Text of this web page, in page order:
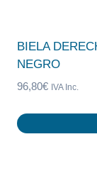
BIELA
NEGRO
96,80€ IVA Inc.